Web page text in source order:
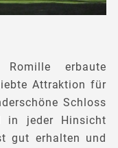
erbaute
Attraktion für
Schloss
in jeder Hinsicht
gut erhalten und